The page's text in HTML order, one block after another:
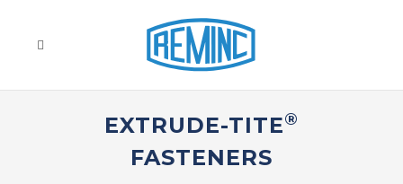
EXTRUDE-TITE®
FASTENERS